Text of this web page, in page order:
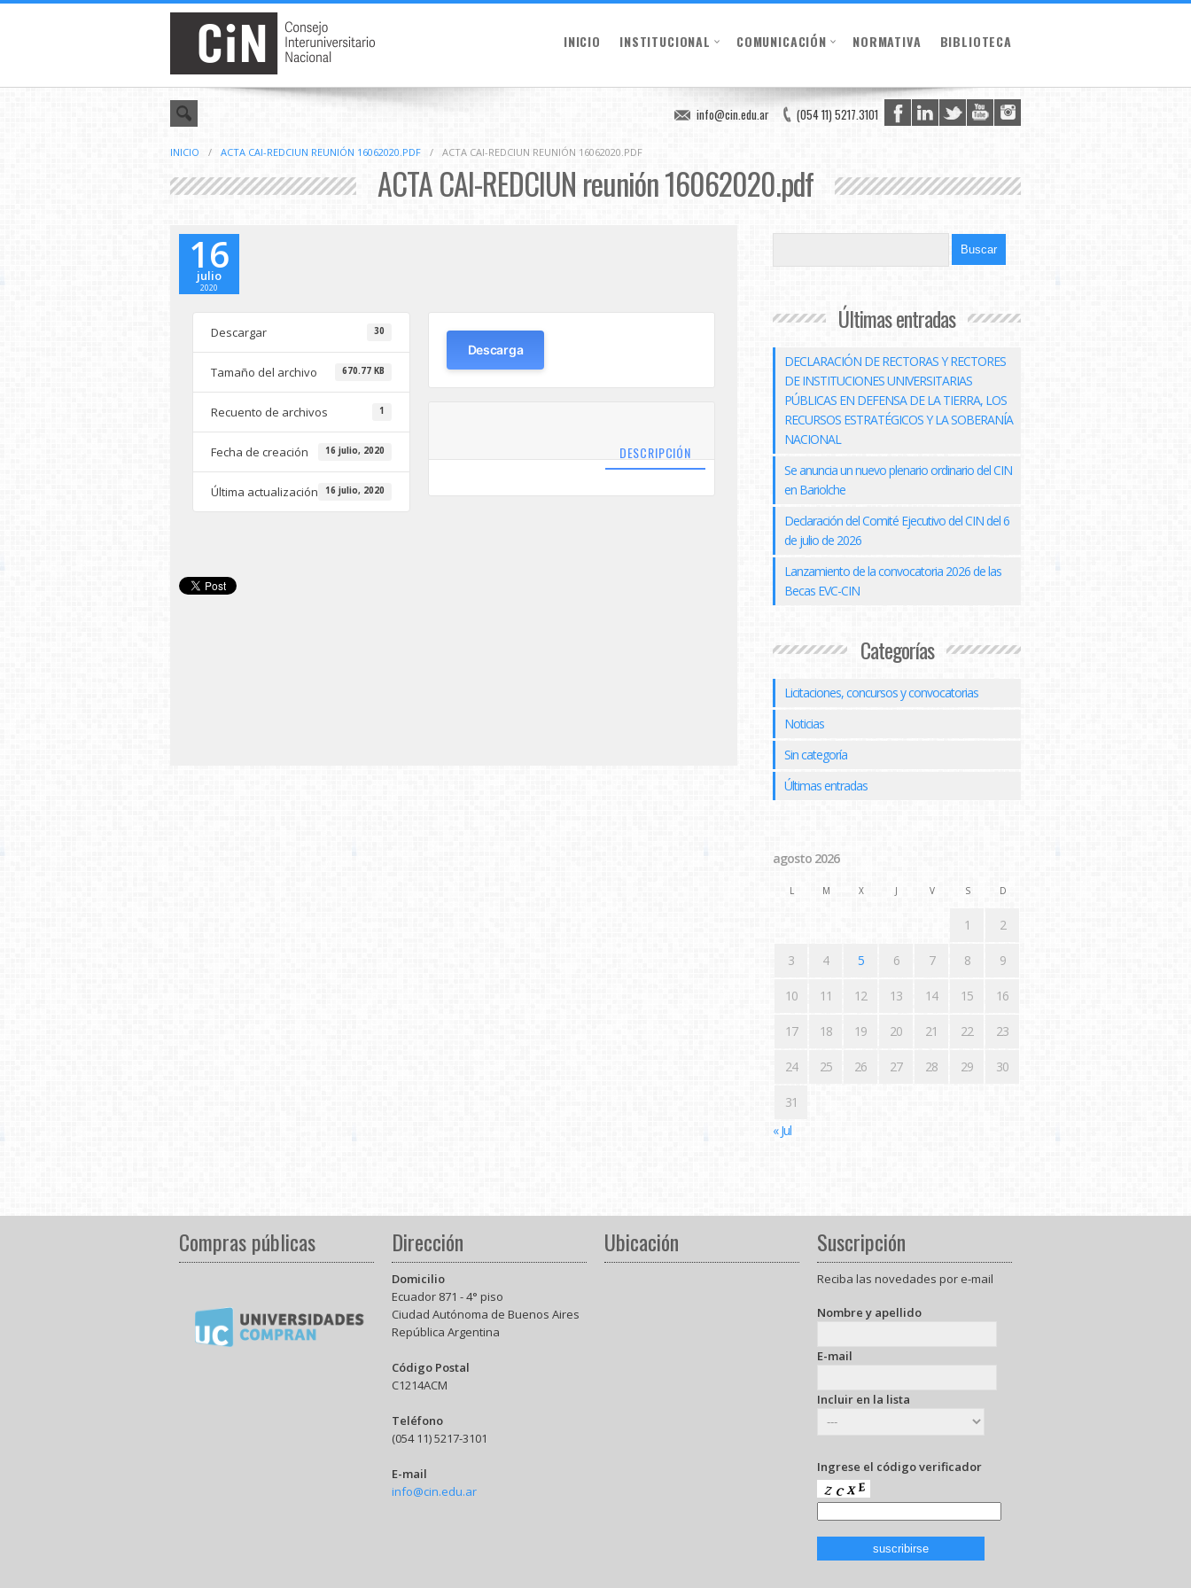
INICIO INSTITUCIONAL COMUNICACIÓN NORMATIVA BIBLIOTECA
(054 11) 5217.3101
info@cin.edu.ar
INICIO / ACTA CAI-REDCIUN REUNIÓN 16062020.PDF / ACTA CAI-REDCIUN REUNIÓN 16062020.PDF
ACTA CAI-REDCIUN reunión 16062020.pdf
16
julio
2020
Descargar 30
Tamaño del archivo 670.77 KB
Recuento de archivos 1
Fecha de creación 16 julio, 2020
Última actualización 16 julio, 2020
Descarga
DESCRIPCIÓN
Últimas entradas
DECLARACIÓN DE RECTORAS Y RECTORES
DE INSTITUCIONES UNIVERSITARIAS
PÚBLICAS EN DEFENSA DE LA TIERRA, LOS
RECURSOS ESTRATÉGICOS Y LA SOBERANÍA
NACIONAL
Se anuncia un nuevo plenario ordinario del CIN
en Bariolche
Declaración del Comité Ejecutivo del CIN del 6
de julio de 2026
Lanzamiento de la convocatoria 2026 de las
Becas EVC-CIN
Categorías
Licitaciones, concursos y convocatorias
Noticias
Sin categoría
Últimas entradas
agosto 2026
L M X J V S D
1 2
3 4 5 6 7 8 9
10 11 12 13 14 15 16
17 18 19 20 21 22 23
24 25 26 27 28 29 30
31
« Jul
Compras públicas Dirección
Domicilio
Ecuador 871 - 4° piso
Ciudad Autónoma de Buenos Aires
República Argentina
Código Postal
C1214ACM
Teléfono
(054 11) 5217-3101
E-mail
info@cin.edu.ar
Ubicación Suscripción
Reciba las novedades por e-mail
Nombre y apellido
E-mail
Incluir en la lista
Ingrese el código verificador